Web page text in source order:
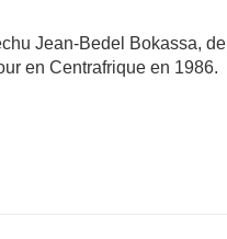
Jean-Bedel Bokassa,
en Centrafrique en 1986.